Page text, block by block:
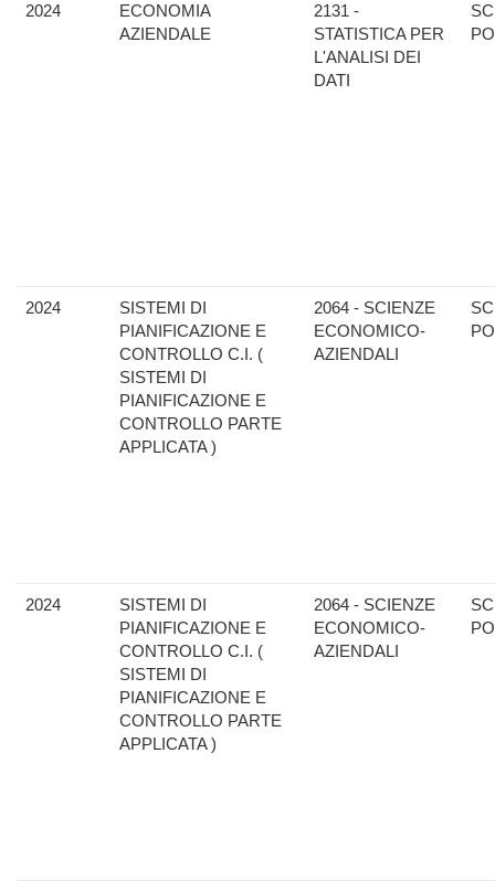
2024
ECONOMIA
AZIENDALE
2131 -
STATISTICA PER
L'ANALISI DEI
DATI
2024
SISTEMI DI
PIANIFICAZIONE E
CONTROLLO C.I. (
SISTEMI DI
PIANIFICAZIONE E
CONTROLLO PARTE
APPLICATA )
2064 - SCIENZE
ECONOMICO-
AZIENDALI
2024
SISTEMI DI
PIANIFICAZIONE E
CONTROLLO C.I. (
SISTEMI DI
PIANIFICAZIONE E
CONTROLLO PARTE
APPLICATA )
2064 - SCIENZE
ECONOMICO-
AZIENDALI